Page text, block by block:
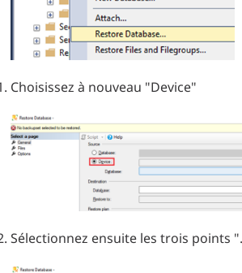
Choisissez à nouveau "Device"
Sélectionnez ensuite les trois points